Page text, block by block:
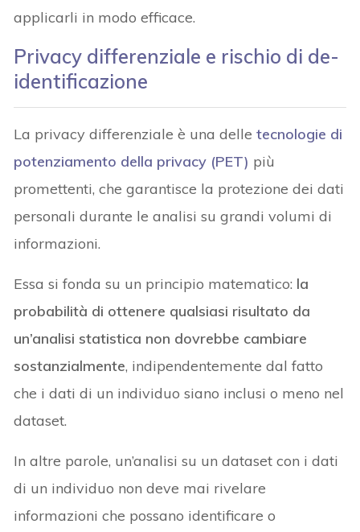
applicarli in modo efficace.
Privacy differenziale e rischio di de-
identificazione
La privacy differenziale è una delletecnologie di
potenziamento della privacy (PET) più
promettenti, che garantisce la protezione dei dati
personali durante le analisi su grandi volumi di
informazioni.
Essa si fonda su un principio matematico: la
probabilità di ottenere qualsiasi risultato da
un’analisi statistica non dovrebbe cambiare
sostanzialmente, indipendentemente dal fatto
che i dati di un individuo siano inclusi o meno nel
dataset.
In altre parole, un’analisi su un dataset con i dati
di un individuo non deve mai rivelare
informazioni che possano identificare o